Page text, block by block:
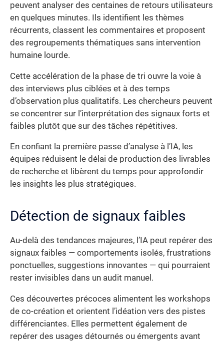
peuvent analyser des centaines de retours utilisateurs
en quelques minutes. Ils identifient les thèmes
récurrents, classent les commentaires et proposent
des regroupements thématiques sans intervention
humaine lourde.
Cette accélération de la phase de tri ouvre la voie à
des interviews plus ciblées et à des temps
d’observation plus qualitatifs. Les chercheurs peuvent
se concentrer sur l’interprétation des signaux forts et
faibles plutôt que sur des tâches répétitives.
En confiant la première passe d’analyse à l’IA, les
équipes réduisent le délai de production des livrables
de recherche et libèrent du temps pour approfondir
les insights les plus stratégiques.
Détection de signaux faibles
Au-delà des tendances majeures, l’IA peut repérer des
signaux faibles — comportements isolés, frustrations
ponctuelles, suggestions innovantes — qui pourraient
rester invisibles dans un audit manuel.
Ces découvertes précoces alimentent les workshops
de co-création et orientent l’idéation vers des pistes
différenciantes. Elles permettent également de
repérer des usages détournés ou émergents avant